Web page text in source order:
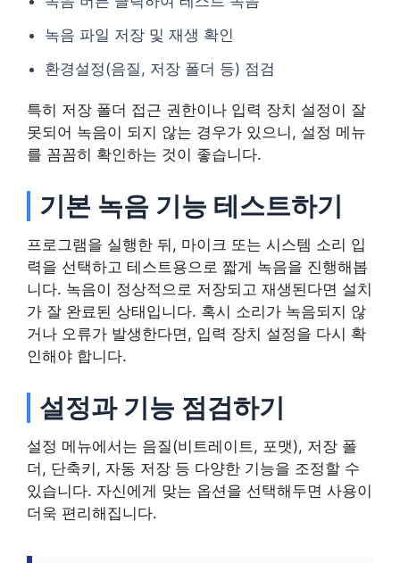
녹음 파일 저장 및 재생 확인
환경설정(음질, 저장 폴더 등) 점검
특히 저장 폴더 접근 권한이나 입력 장치 설정이 잘
못되어 녹음이 되지 않는 경우가 있으니, 설정 메뉴
를 꼼꼼히 확인하는 것이 좋습니다.
기본 녹음 기능 테스트하기
프로그램을 실행한 뒤, 마이크 또는 시스템 소리 입
력을 선택하고 테스트용으로 짧게 녹음을 진행해봅
니다. 녹음이 정상적으로 저장되고 재생된다면 설치
가 잘 완료된 상태입니다. 혹시 소리가 녹음되지 않
거나 오류가 발생한다면, 입력 장치 설정을 다시 확
인해야 합니다.
설정과 기능 점검하기
설정 메뉴에서는 음질(비트레이트, 포맷), 저장 폴
더, 단축키, 자동 저장 등 다양한 기능을 조정할 수
있습니다. 자신에게 맞는 옵션을 선택해두면 사용이
더욱 편리해집니다.